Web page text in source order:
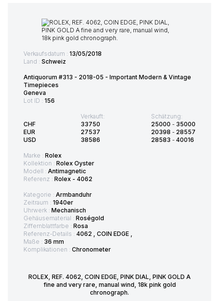
Verkaufsdatum : 13/05/2018
Land : Schweiz
Antiquorum #313 - 2018-05 - Important Modern & Vintage
Timepieces
Geneva
Lot ID : 156
CHF
EUR
USD
Verkauft:
33750
27537
38586
Schätzung:
25000 - 35000
20398 - 28557
28583 - 40016
Marke : Rolex
Kollektion : Rolex Oyster
Modell : Antimagnetic
Referenz : Rolex - 4062
Kategorie : Armbanduhr
Zeitraum : 1940er
Uhrwerk : Mechanisch
Gehäusematerial : Roségold
Ziffernblattfarbe : Rosa
Referenz-Details : 4062 , COIN EDGE ,
Maße : 36 mm
Komplikationen : Chronometer
ROLEX, REF. 4062, COIN EDGE, PINK DIAL, PINK GOLD A
fine and very rare, manual wind, 18k pink gold
chronograph.